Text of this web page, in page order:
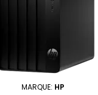
MARQUE: HP